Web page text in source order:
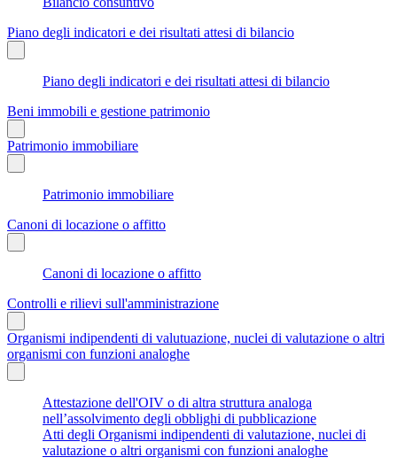
Piano degli indicatori e dei risultati attesi di bilancio
Piano degli indicatori e dei risultati attesi di bilancio
Beni immobili e gestione patrimonio
Patrimonio immobiliare
Patrimonio immobiliare
Canoni di locazione o affitto
Canoni di locazione o affitto
Controlli e rilievi sull'amministrazione
Organismi indipendenti di valutuazione, nuclei di valutazione o altri
organismi con funzioni analoghe
Attestazione dell'OIV o di altra struttura analoga
nell’assolvimento degli obblighi di pubblicazione
Atti degli Organismi indipendenti di valutazione, nuclei di
valutazione o altri organismi con funzioni analoghe